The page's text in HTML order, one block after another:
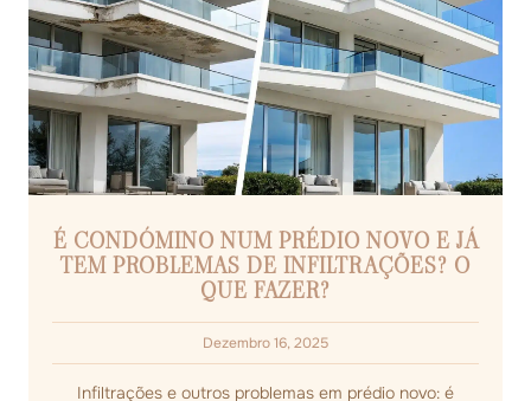
É CONDÓMINO NUM PRÉDIO NOVO E JÁ
TEM PROBLEMAS DE INFILTRAÇÕES? O
QUE FAZER?
Dezembro 16, 2025
Infiltrações e outros problemas em prédio novo: é